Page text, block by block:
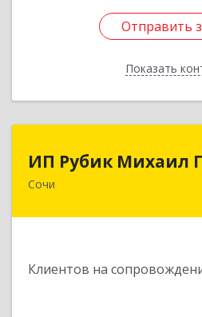
Отправить
Показать
Отправить
Назад
ИП Рубик Михаил
Сочи
Клиентов на
ИП Рубик